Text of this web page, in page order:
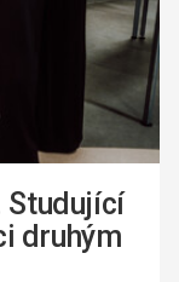
Studující
druhým